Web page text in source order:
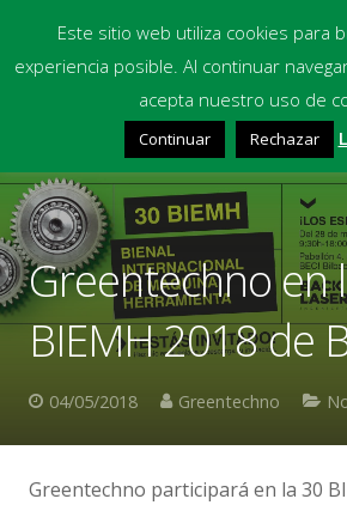
Productos Químicos
Multimedia
Blog
Greentechno en
BIEMH 2018 de
04/05/2018 Greentechno
Greentechno participará en la 30
Este sitio web utiliza cookies para
experiencia posible. Al continuar
acepta nuestro uso de
Continuar Rechazar